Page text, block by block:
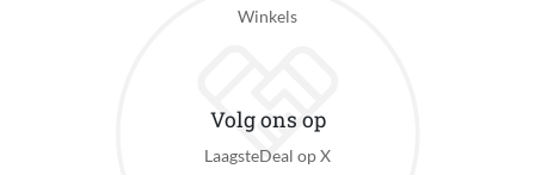
Winkels
Volg ons op
LaagsteDeal op X